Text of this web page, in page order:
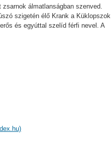
álmatlanságban szenved.
szigetén élő Krank a Küklopszok
és egyúttal szelíd férfi nevel. A